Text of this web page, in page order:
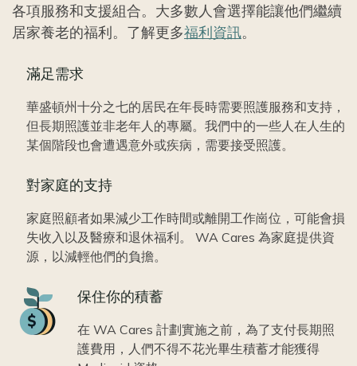
各項服務和支援組合。大多數人會選擇能讓他們繼續
居家養老的福利。了解更多福利資訊。
滿足需求
華盛頓州十分之七的居民在年長時需要照護服務和支持，
但長期照護並非老年人的專屬。我們中的一些人在人生的
某個階段也會遭遇意外或疾病，需要接受照護。
對家庭的支持
家庭照顧者如果減少工作時間或離開工作崗位，可能會損
失收入以及醫療和退休福利。 WA Cares 為家庭提供資
源，以減輕他們的負擔。
Icon 保住你的積蓄
在 WA Cares 計劃實施之前，為了支付長期照
護費用，人們不得不花光畢生積蓄才能獲得